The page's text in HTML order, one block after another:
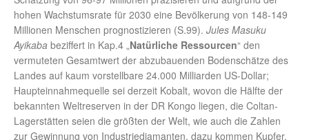
hohen Wachstumsrate für 2030 eine Bevölkerung von 148-149
Millionen Menschen prognostizieren (S.99). Jules Masuku
Ayikaba beziffert in Kap.4 „Natürliche Ressourcen“ den
vermuteten Gesamtwert der abzubauenden Bodenschätze des
Landes auf kaum vorstellbare 24.000 Milliarden US-Dollar;
Haupteinnahmequelle sei derzeit Kobalt, wovon die Hälfte der
bekannten Weltreserven in der DR Kongo liegen, die Coltan-
Lagerstätten seien die größten der Welt, wie auch die Zahlen
zur Gewinnung von Industriediamanten, dazu kommen Kupfer,